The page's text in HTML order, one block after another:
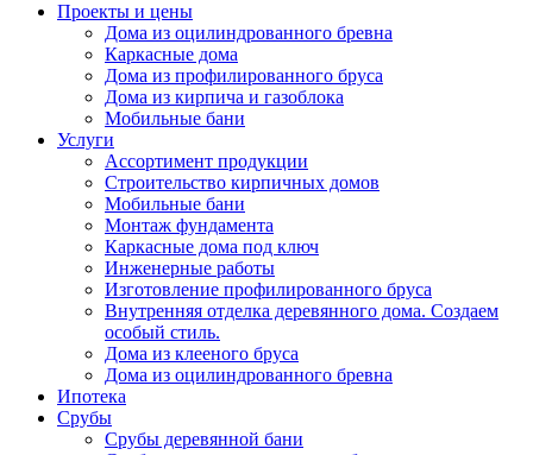
Проекты и цены
Дома из оцилиндрованного бревна
Каркасные дома
Дома из профилированного бруса
Дома из кирпича и газоблока
Мобильные бани
Услуги
Ассортимент продукции
Строительство кирпичных домов
Мобильные бани
Монтаж фундамента
Каркасные дома под ключ
Инженерные работы
Изготовление профилированного бруса
Внутренняя отделка деревянного дома. Создаем
особый стиль.
Дома из клееного бруса
Дома из оцилиндрованного бревна
Ипотека
Срубы
Срубы деревянной бани